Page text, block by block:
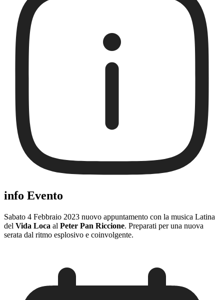
info Evento
Sabato 4 Febbraio 2023 nuovo appuntamento con la musica Latina
del Vida Loca al Peter Pan Riccione. Preparati per una nuova
serata dal ritmo esplosivo e coinvolgente.